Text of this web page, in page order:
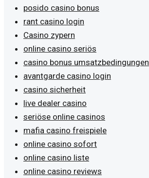
posido casino bonus
rant casino login
Casino zypern
online casino seriös
casino bonus umsatzbedingungen
avantgarde casino login
casino sicherheit
live dealer casino
seriöse online casinos
mafia casino freispiele
online casino sofort
online casino liste
online casino reviews